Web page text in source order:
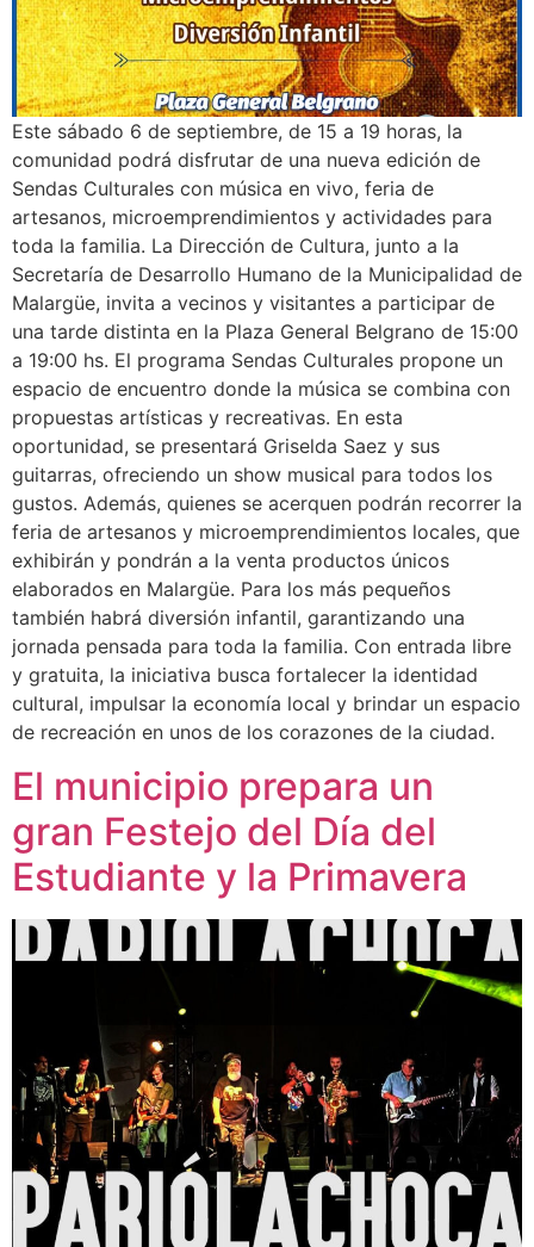
Este sábado 6 de septiembre, de 15 a 19 horas, la
comunidad podrá disfrutar de una nueva edición de
Sendas Culturales con música en vivo, feria de
artesanos, microemprendimientos y actividades para
toda la familia. La Dirección de Cultura, junto a la
Secretaría de Desarrollo Humano de la Municipalidad de
Malargüe, invita a vecinos y visitantes a participar de
una tarde distinta en la Plaza General Belgrano de 15:00
a 19:00 hs. El programa Sendas Culturales propone un
espacio de encuentro donde la música se combina con
propuestas artísticas y recreativas. En esta
oportunidad, se presentará Griselda Saez y sus
guitarras, ofreciendo un show musical para todos los
gustos. Además, quienes se acerquen podrán recorrer la
feria de artesanos y microemprendimientos locales, que
exhibirán y pondrán a la venta productos únicos
elaborados en Malargüe. Para los más pequeños
también habrá diversión infantil, garantizando una
jornada pensada para toda la familia. Con entrada libre
y gratuita, la iniciativa busca fortalecer la identidad
cultural, impulsar la economía local y brindar un espacio
de recreación en unos de los corazones de la ciudad.
El municipio prepara un
gran Festejo del Día del
Estudiante y la Primavera